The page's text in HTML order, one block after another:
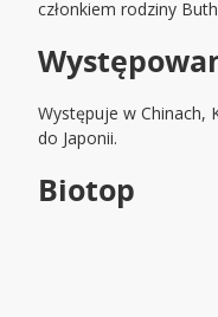
członkiem rodziny
Występuje w Chinach,
do Japonii.
Biotop